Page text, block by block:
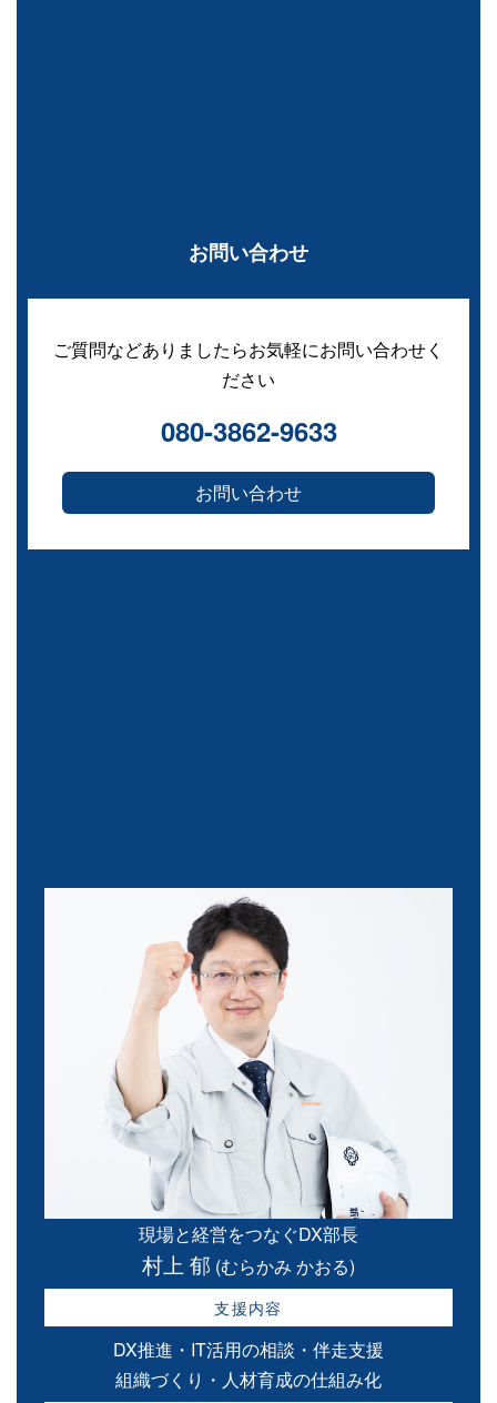
お問い合わせ
ご質問などありましたらお気軽にお問い合わせく
ださい
080-3862-9633
お問い合わせ
現場と経営をつなぐDX部長
村上 郁 (むらかみ かおる)
支援内容
DX推進・IT活用の相談・伴走支援
組織づくり・人材育成の仕組み化